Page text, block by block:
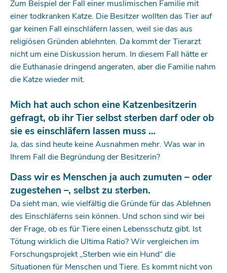
Zum Beispiel der Fall einer muslimischen Familie mit
einer todkranken Katze. Die Besitzer wollten das Tier auf
gar keinen Fall einschläfern lassen, weil sie das aus
religiösen Gründen ablehnten. Da kommt der Tierarzt
nicht um eine Diskussion herum. In diesem Fall hätte er
die Euthanasie dringend angeraten, aber die Familie nahm
die Katze wieder mit.
Mich hat auch schon eine Katzenbesitzerin
gefragt, ob ihr Tier selbst sterben darf oder ob
sie es einschläfern lassen muss …
Ja, das sind heute keine Ausnahmen mehr. Was war in
Ihrem Fall die Begründung der Besitzerin?
Dass wir es Menschen ja auch zumuten – oder
zugestehen –, selbst zu sterben.
Da sieht man, wie vielfältig die Gründe für das Ablehnen
des Einschläferns sein können. Und schon sind wir bei
der Frage, ob es für Tiere einen Lebensschutz gibt. Ist
Tötung wirklich die Ultima Ratio? Wir vergleichen im
Forschungsprojekt „Sterben wie ein Hund“ die
Situationen für Menschen und Tiere. Es kommt nicht von